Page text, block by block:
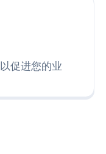
促进您的业